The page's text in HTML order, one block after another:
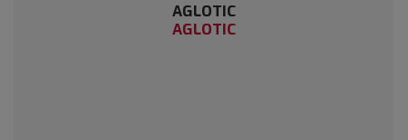
AGLOTIC
AGLOTIC